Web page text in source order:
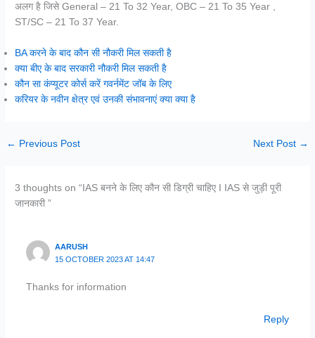
अलग है जिसे General – 21 To 32 Year, OBC – 21 To 35 Year ,
ST/SC – 21 To 37 Year.
BA करने के बाद कौन सी नौकरी मिल सकती है
क्या बीए के बाद सरकारी नौकरी मिल सकती है
कौन सा कंप्यूटर कोर्स करें गवर्नमेंट जॉब के लिए
करियर के नवीन क्षेत्र एवं उनकी संभावनाएं क्या क्या है
← Previous Post Next Post →
3 thoughts on “IAS बनने के लिए कौन सी डिग्री चाहिए I IAS से जुड़ी पूरी
जानकारी ”
AARUSH
15 OCTOBER 2023 AT 14:47
Thanks for information
Reply